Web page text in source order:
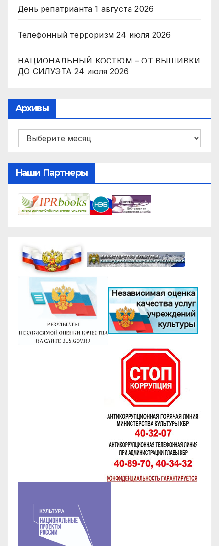
День репатрианта 1 августа 2026
Телефонный терроризм 24 июля 2026
НАЦИОНАЛЬНЫЙ КОСТЮМ – ОТ ВЫШИВКИ
ДО СИЛУЭТА 24 июля 2026
Архивы
Архивы
Наши Партнеры